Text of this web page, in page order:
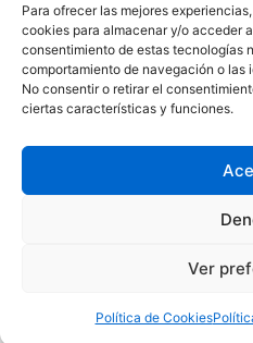
Para ofrecer las mejores
cookies para almacenar y/o acceder
consentimiento de estas tecnologías
comportamiento de navegación o
No consentir o retirar el
ciertas características y funciones.
Ver
Política de Cookies